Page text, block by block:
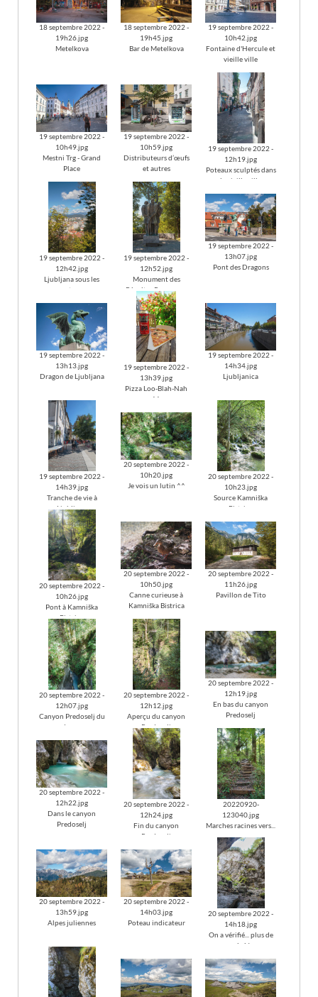
18 septembre 2022 -
19h26.jpg
Metelkova
18 septembre 2022 -
19h45.jpg
Bar de Metelkova
19 septembre 2022 -
10h42.jpg
Fontaine d'Hercule et
vieille ville
19 septembre 2022 -
10h49.jpg
Mestni Trg - Grand
Place
19 septembre 2022 -
10h59.jpg
Distributeurs d’œufs
et autres
19 septembre 2022 -
12h19.jpg
Poteaux sculptés dans
la vieille ville
19 septembre 2022 -
12h42.jpg
Ljubljana sous les
montagnes
19 septembre 2022 -
12h52.jpg
Monument des
Révoltes Paysannes
19 septembre 2022 -
13h07.jpg
Pont des Dragons
19 septembre 2022 -
13h13.jpg
Dragon de Ljubljana
19 septembre 2022 -
13h39.jpg
Pizza Loo-Blah-Nah
^^
19 septembre 2022 -
14h34.jpg
Ljubljanica
19 septembre 2022 -
14h39.jpg
Tranche de vie à
Ljubljana
20 septembre 2022 -
10h20.jpg
Je vois un lutin ^^
20 septembre 2022 -
10h23.jpg
Source Kamniška
Bistrica
20 septembre 2022 -
10h26.jpg
Pont à Kamniška
Bistrica
20 septembre 2022 -
10h50.jpg
Canne curieuse à
Kamniška Bistrica
20 septembre 2022 -
11h26.jpg
Pavillon de Tito
20 septembre 2022 -
12h07.jpg
Canyon Predoselj du
dessus
20 septembre 2022 -
12h12.jpg
Aperçu du canyon
Predoselj
20 septembre 2022 -
12h19.jpg
En bas du canyon
Predoselj
20 septembre 2022 -
12h22.jpg
Dans le canyon
Predoselj
20 septembre 2022 -
12h24.jpg
Fin du canyon
Predoselj
20220920-
123040.jpg
Marches racines vers...
20 septembre 2022 -
13h59.jpg
Alpes juliennes
20 septembre 2022 -
14h03.jpg
Poteau indicateur
20 septembre 2022 -
14h18.jpg
On a vérifié... plus de
névé !